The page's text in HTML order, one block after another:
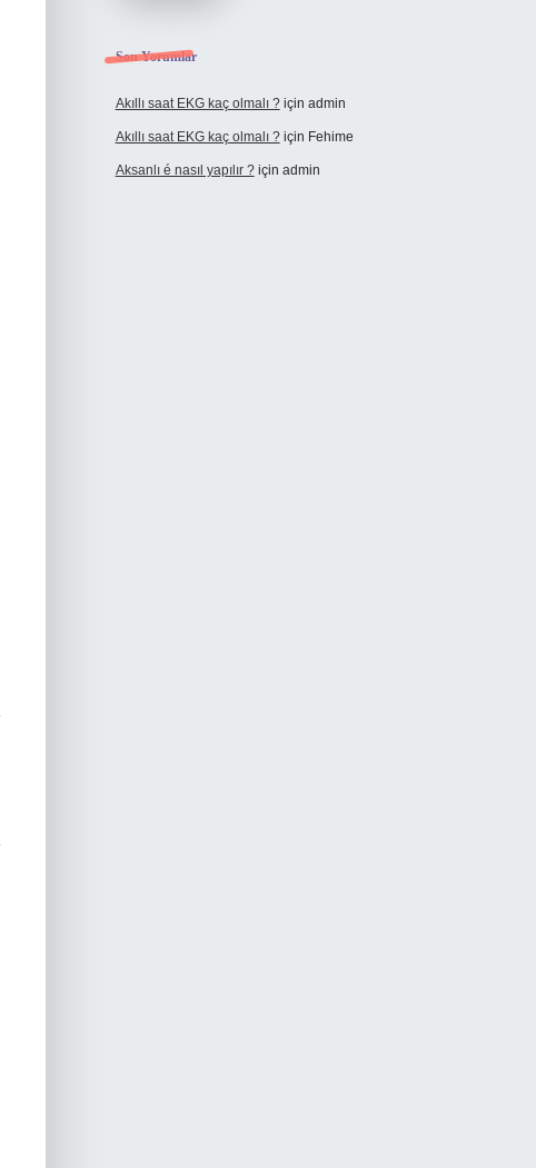
Son Yorumlar
Akıllı saat EKG kaç olmalı ?için admin
Akıllı saat EKG kaç olmalı ?için Fehime
Aksanlı é nasıl yapılır ?için admin